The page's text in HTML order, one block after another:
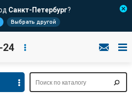
Санкт-Петербург?
Выбрать другой
24